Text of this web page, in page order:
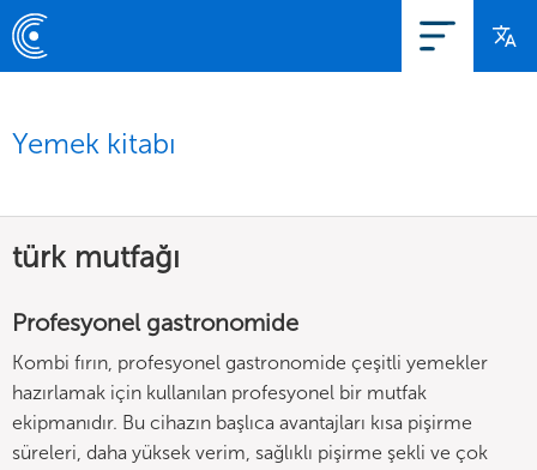
Yemek kitabı
türk mutfağı
Profesyonel gastronomide
Kombi fırın, profesyonel gastronomide çeşitli yemekler
hazırlamak için kullanılan profesyonel bir mutfak
ekipmanıdır. Bu cihazın başlıca avantajları kısa pişirme
süreleri, daha yüksek verim, sağlıklı pişirme şekli ve çok